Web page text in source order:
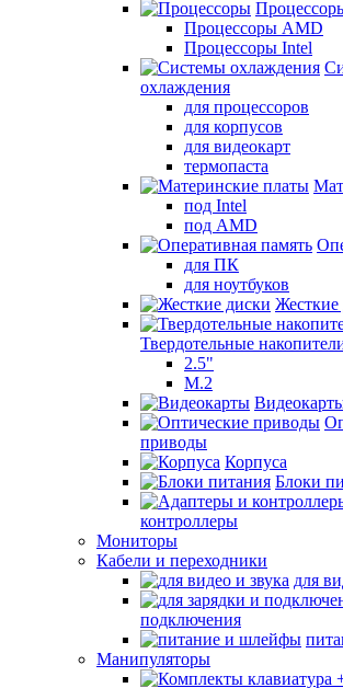
Процессоры AMD
Процессоры Intel
охлаждения
для процессоров
для корпусов
для видеокарт
термопаста
под Intel
под AMD
для ПК
для ноутбуков
Жесткие
Твердотельные
2.5"
M.2
приводы
Корпуса
Блоки
контроллеры
Мониторы
Кабели и переходники
для
подключения
Манипуляторы